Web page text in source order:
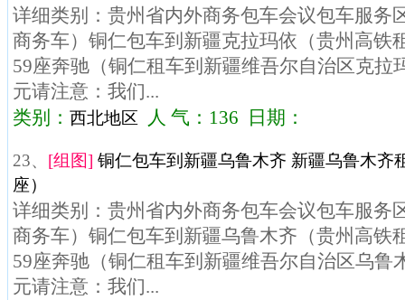
详细类别：贵州省内外商务包车会议包车服务
商务车）铜仁包车到新疆克拉玛依（贵州高铁
59座奔驰（铜仁租车到新疆维吾尔自治区克拉
元请注意：我们...
类别： 西北地区 人 气：136 日期：
23、 [组图] 铜仁包车到新疆乌鲁木齐 新疆乌鲁木齐
座）
详细类别：贵州省内外商务包车会议包车服务
商务车）铜仁包车到新疆乌鲁木齐（贵州高铁
59座奔驰（铜仁租车到新疆维吾尔自治区乌鲁
元请注意：我们...